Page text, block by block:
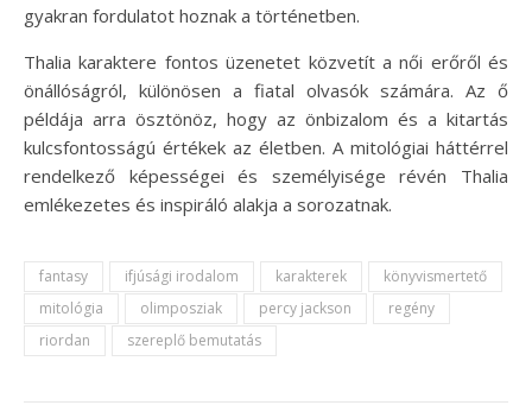
gyakran fordulatot hoznak a történetben.
Thalia karaktere fontos üzenetet közvetít a női erőről és
önállóságról, különösen a fiatal olvasók számára. Az ő
példája arra ösztönöz, hogy az önbizalom és a kitartás
kulcsfontosságú értékek az életben. A mitológiai háttérrel
rendelkező képességei és személyisége révén Thalia
emlékezetes és inspiráló alakja a sorozatnak.
fantasy ifjúsági irodalom karakterek
könyvismertető
mitológia
olimposziak percy jackson
regény
riordan
szereplő bemutatás